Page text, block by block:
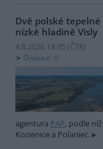
Dvě polské
nízké hladině Visly
4.8.2026 18:35 (ČTK)
Diskuse: 6
agentura PAP, podle
Kozienice a Polaniec.